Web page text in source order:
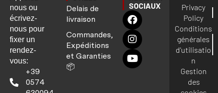
nous ou
écrivez-
nous pour
fixer un
rendez-
vous:
+39
0574
Delais de
livraison
Commandes,
Expéditions
et Garanties
📦
SOCIAUX
Privacy
Policy
Conditions
générales
d'utilisatio
n
Gestion
des